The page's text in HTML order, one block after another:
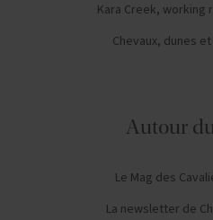
Kara Creek, working
Chevaux, dunes
Autour
Le Mag des
La newsletter de